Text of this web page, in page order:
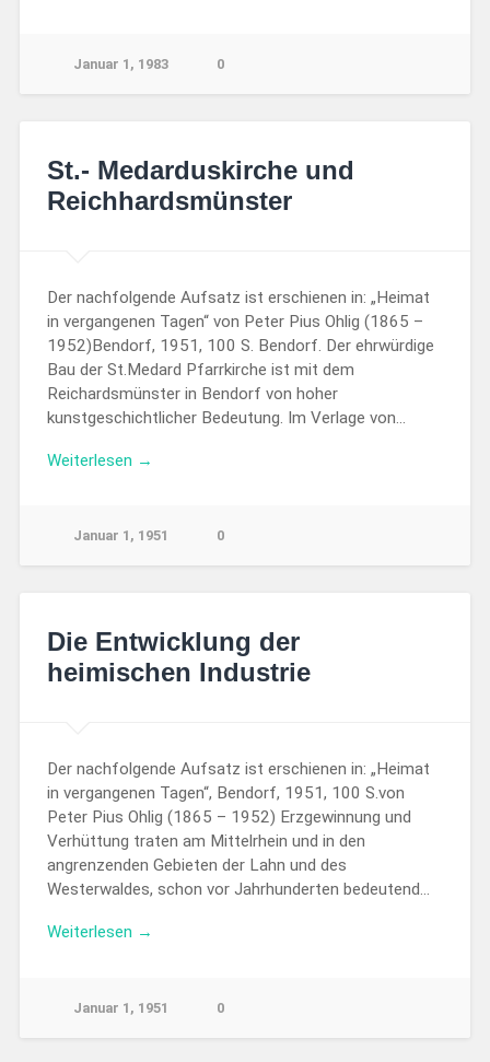
Januar 1, 1983 0
St.- Medarduskirche und
Reichhardsmünster
Der nachfolgende Aufsatz ist erschienen in: „Heimat
in vergangenen Tagen“ von Peter Pius Ohlig (1865 –
1952)Bendorf, 1951, 100 S. Bendorf. Der ehrwürdige
Bau der St.Medard Pfarrkirche ist mit dem
Reichardsmünster in Bendorf von hoher
kunstgeschichtlicher Bedeutung. Im Verlage von…
Weiterlesen →
Januar 1, 1951 0
Die Entwicklung der
heimischen Industrie
Der nachfolgende Aufsatz ist erschienen in: „Heimat
in vergangenen Tagen“, Bendorf, 1951, 100 S.von
Peter Pius Ohlig (1865 – 1952) Erzgewinnung und
Verhüttung traten am Mittelrhein und in den
angrenzenden Gebieten der Lahn und des
Westerwaldes, schon vor Jahrhunderten bedeutend…
Weiterlesen →
Januar 1, 1951 0